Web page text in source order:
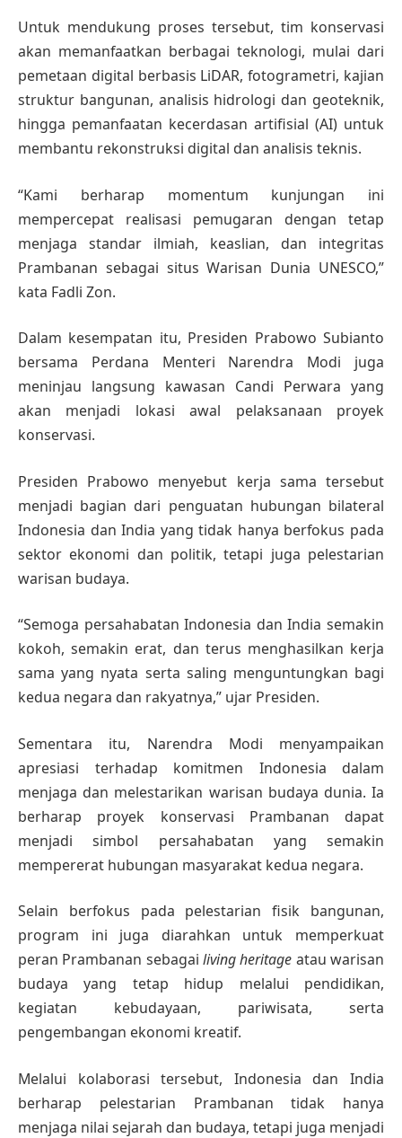
Untuk mendukung proses tersebut, tim konservasi
akan memanfaatkan berbagai teknologi, mulai dari
pemetaan digital berbasis LiDAR, fotogrametri, kajian
struktur bangunan, analisis hidrologi dan geoteknik,
hingga pemanfaatan kecerdasan artifisial (AI) untuk
membantu rekonstruksi digital dan analisis teknis.
“Kami berharap momentum kunjungan ini
mempercepat realisasi pemugaran dengan tetap
menjaga standar ilmiah, keaslian, dan integritas
Prambanan sebagai situs Warisan Dunia UNESCO,”
kata Fadli Zon.
Dalam kesempatan itu, Presiden Prabowo Subianto
bersama Perdana Menteri Narendra Modi juga
meninjau langsung kawasan Candi Perwara yang
akan menjadi lokasi awal pelaksanaan proyek
konservasi.
Presiden Prabowo menyebut kerja sama tersebut
menjadi bagian dari penguatan hubungan bilateral
Indonesia dan India yang tidak hanya berfokus pada
sektor ekonomi dan politik, tetapi juga pelestarian
warisan budaya.
“Semoga persahabatan Indonesia dan India semakin
kokoh, semakin erat, dan terus menghasilkan kerja
sama yang nyata serta saling menguntungkan bagi
kedua negara dan rakyatnya,” ujar Presiden.
Sementara itu, Narendra Modi menyampaikan
apresiasi terhadap komitmen Indonesia dalam
menjaga dan melestarikan warisan budaya dunia. Ia
berharap proyek konservasi Prambanan dapat
menjadi simbol persahabatan yang semakin
mempererat hubungan masyarakat kedua negara.
Selain berfokus pada pelestarian fisik bangunan,
program ini juga diarahkan untuk memperkuat
peran Prambanan sebagai living heritage atau warisan
budaya yang tetap hidup melalui pendidikan,
kegiatan kebudayaan, pariwisata, serta
pengembangan ekonomi kreatif.
Melalui kolaborasi tersebut, Indonesia dan India
berharap pelestarian Prambanan tidak hanya
menjaga nilai sejarah dan budaya, tetapi juga menjadi